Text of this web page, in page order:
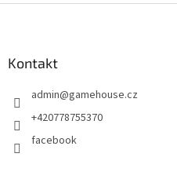
Kontakt
admin@gamehouse.cz
+420778755370
facebook